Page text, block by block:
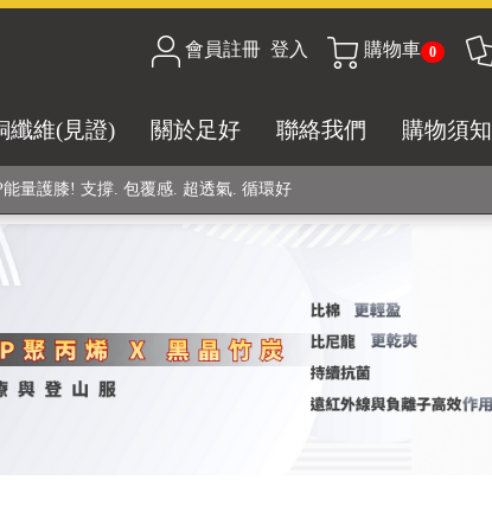
會員註冊 登入 購物車 0
纖維(見證) 關於足好 聯絡我們 購物須知
(登山服、醫療級高性能纖維素材), 機能貼身衣物No. 1
量護膝! 支撐. 包覆感. 超透氣. 循環好
- 專利活氧 男女內褲系列